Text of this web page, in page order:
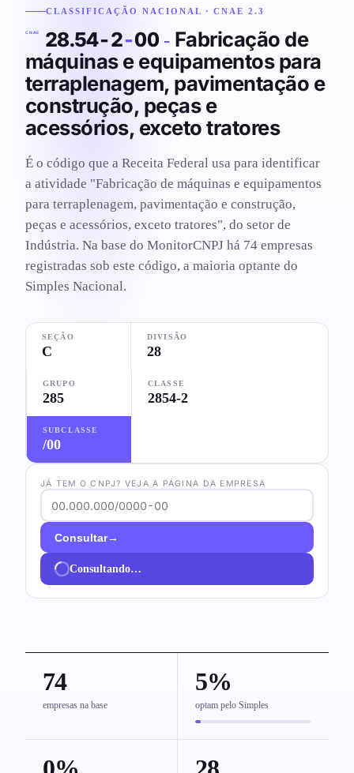
CLASSIFICAÇÃO NACIONAL · CNAE 2.3
CNAE 28.54-2-00- Fabricação de
máquinas e equipamentos para
terraplenagem, pavimentação e
construção, peças e
acessórios, exceto tratores
É o código que a Receita Federal usa para identificar
a atividade "Fabricação de máquinas e equipamentos
para terraplenagem, pavimentação e construção,
peças e acessórios, exceto tratores", do setor de
Indústria. Na base do MonitorCNPJ há 74 empresas
registradas sob este código, a maioria optante do
Simples Nacional.
SEÇÃO
C
DIVISÃO
28
GRUPO
285
CLASSE
2854-2
SUBCLASSE
/00
JÁ TEM O CNPJ? VEJA A PÁGINA DA EMPRESA
Consultar→
Consultando…
74
empresas na base
5%
optam pelo Simples